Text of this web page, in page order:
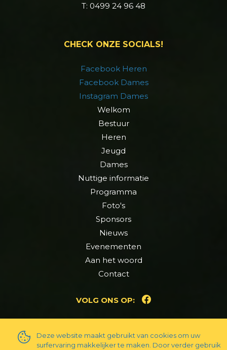
T: 0499 24 96 48
CHECK ONZE SOCIALS!
Facebook Heren
Facebook Dames
Instagram Dames
Welkom
Bestuur
Heren
Jeugd
Dames
Nuttige informatie
Programma
Foto's
Sponsors
Nieuws
Evenementen
Aan het woord
Contact
VOLG ONS OP:
Deze website maakt gebruikt van cookies om uw
surfervaring makkelijker te maken. Door verder gebruik